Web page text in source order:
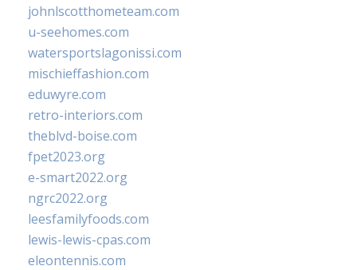
johnlscotthometeam.com
u-seehomes.com
watersportslagonissi.com
mischieffashion.com
eduwyre.com
retro-interiors.com
theblvd-boise.com
fpet2023.org
e-smart2022.org
ngrc2022.org
leesfamilyfoods.com
lewis-lewis-cpas.com
eleontennis.com